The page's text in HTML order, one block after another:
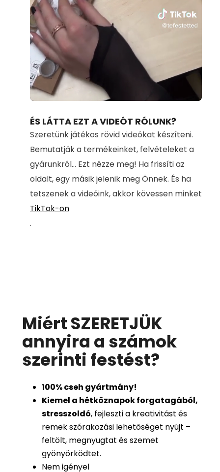
Loaded
100.00%
ÉS LÁTTA EZT A VIDEÓT RÓLUNK?
Szeretünk játékos rövid videókat készíteni.
Bemutatják a termékeinket, felvételeket a
gyárunkról... Ezt nézze meg! Ha frissíti az
oldalt, egy másik jelenik meg Önnek. És ha
tetszenek a videóink, akkor kövessen minket
TikTok-on
.
Miért SZERETJÜK
annyira a számok
szerinti festést?
100%cseh gyártmány!
Kiemel a hétköznapok forgatagából,
stresszoldó, fejleszti a kreativitást és
remek szórakozási lehetőséget nyújt –
feltölt, megnyugtat és szemet
gyönyörködtet.
Nem igényel